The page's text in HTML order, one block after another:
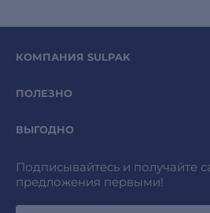
КОМПАНИЯ SULPAK
ПОЛЕЗНО
ВЫГОДНО
Подписывайтесь и получайте
предложения первыми!